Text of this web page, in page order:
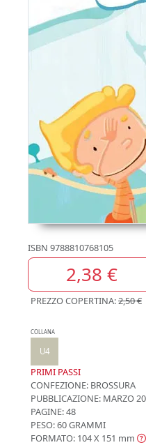
ISBN 9788810768105
2,38 €
PREZZO COPERTINA:2,50 €
COLLANA
U4
PRIMI PASSI
CONFEZIONE: BROSSURA
PUBBLICAZIONE: MARZO
PAGINE: 48
PESO: 60 GRAMMI
FORMATO: 104 X 151 mm